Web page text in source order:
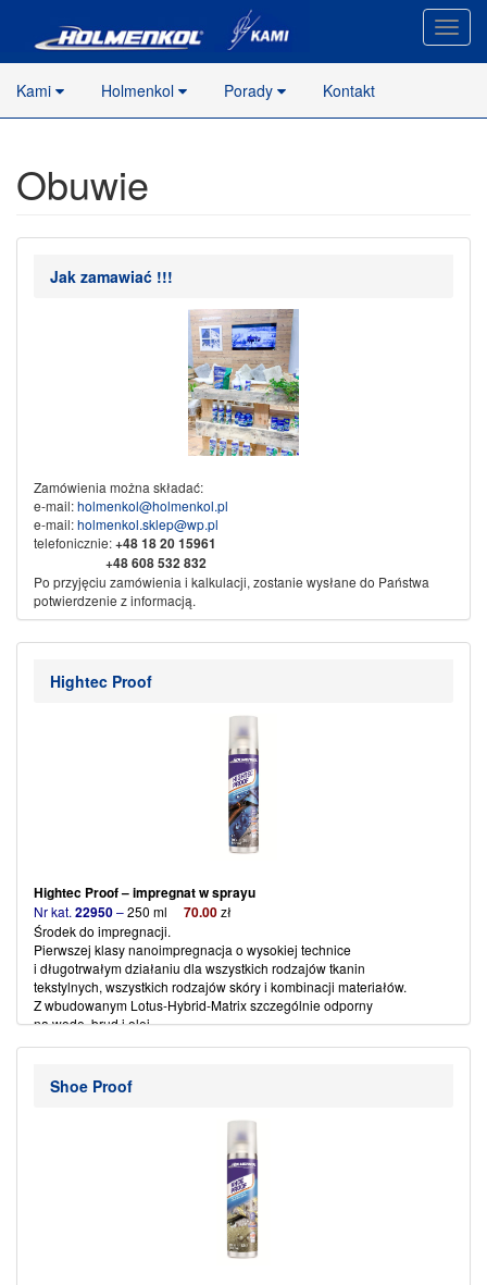
strony
Kami
Holmenkol Porady Kontakt
Obuwie
Jak zamawiać !!!
Zamówienia można składać:
e-mail:holmenkol@holmenkol.pl
e-mail:holmenkol.sklep@wp.pl
telefonicznie:+4818 20 15961
+48 608 532 832
Po przyjęciu zamówienia i kalkulacji, zostanie wysłane do Państwa
potwierdzenie z informacją.
Nikliński Jacek Export Import
71 1600 1042 0002 0142 3523 3001
KAMI SPORT
Hightec Proof
Hightec Proof – impregnat w sprayu
Nr kat. 22950–250 ml 70.00zł
Środek do impregnacji.
Pierwszej klasy nanoimpregnacja o wysokiej technice
i długotrwałym działaniu dla wszystkich rodzajów tkanin
tekstylnych, wszystkich rodzajów skóry i kombinacji materiałów.
Z wbudowanym Lotus-Hybrid-Matrix szczególnie odporny
na wodę, brud i olej.
For Gore-Tex, Sympatex, Softshell, eVent etc.
Stosować na suchą powierzchnię materiału.
Najlepsze rezultaty osiąga sie po uprzednim zastosowaniu
(więcej…)
Shoe Proof